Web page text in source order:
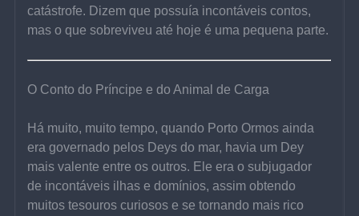
catástrofe. Dizem que possuía incontáveis contos,
mas o que sobreviveu até hoje é uma pequena parte.
O Conto do Príncipe e do Animal de Carga
Há muito, muito tempo, quando Porto Ormos ainda
era governado pelos Deys do mar, havia um Dey
mais valente entre os outros. Ele era o subjugador
de incontáveis ilhas e domínios, assim obtendo
muitos tesouros curiosos e se tornando mais rico